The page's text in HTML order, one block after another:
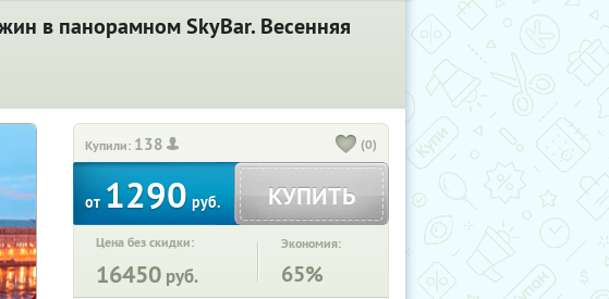
в панорамном SkyBаr. Весенняя
Купили: 138 (0)
от 1290 руб. КУПИТЬ
Цена без скидки:
16450 руб.
Экономия:
65%